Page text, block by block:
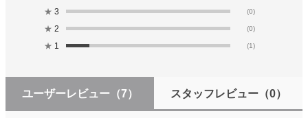
★ 3 (0)
★ 2 (0)
★ 1 (1)
ユーザーレビュー （7） スタッフレビュー（0）